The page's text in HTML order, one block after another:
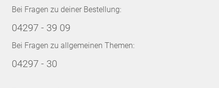
Bei Fragen zu deiner Bestellung:
04297 - 39 09
Bei Fragen zu allgemeinen Themen:
04297 - 30